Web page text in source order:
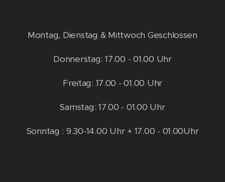
Montag, Dienstag & Mittwoch Geschlossen
Donnerstag: 17.00 - 01.00 Uhr
Freitag: 17.00 - 01.00 Uhr
Samstag: 17.00 - 01.00 Uhr
Sonntag : 9.30-14.00 Uhr + 17.00 - 01.00Uhr